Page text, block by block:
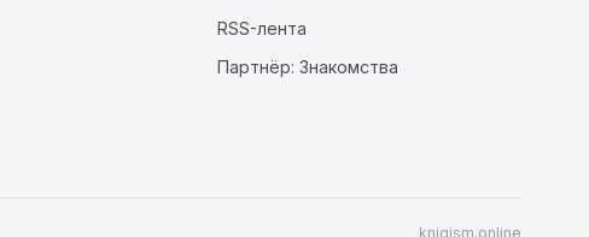
RSS-лента
Партнёр: Знакомства
knigism.online